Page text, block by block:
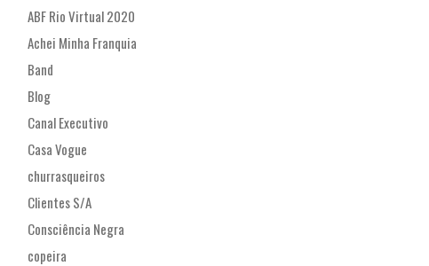
ABF Rio Virtual 2020
Achei Minha Franquia
Band
Blog
Canal Executivo
Casa Vogue
churrasqueiros
Clientes S/A
Consciência Negra
copeira